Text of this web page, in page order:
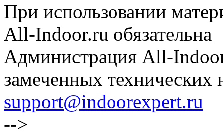
При использовании
All-Indoor.ru обязательна
Администрация All-
замеченных технических
support@indoorexpert.ru
-->